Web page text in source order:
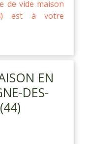
de vide maison
est à votre
EN
DES-